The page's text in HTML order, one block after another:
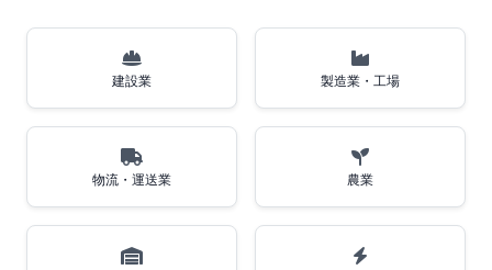
建設業 製造業・工場
物流・運送業 農業